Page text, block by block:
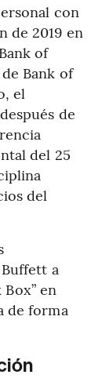
con
de 2019 en
of
Bank of
el
de
del 25
del
a
en
de forma